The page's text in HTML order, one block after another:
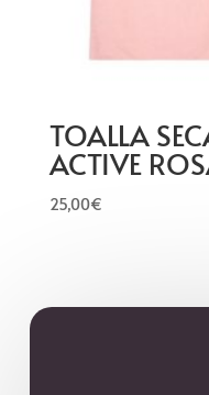
TOALLA
ACTIVE
25,00€